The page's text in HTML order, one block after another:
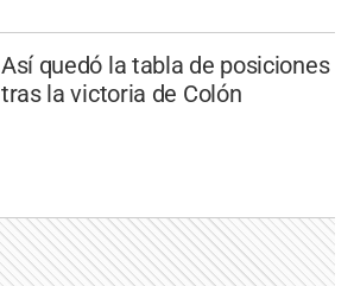
Así quedó la tabla de posiciones
tras la victoria de Colón